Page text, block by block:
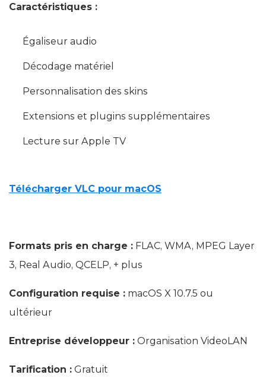
Caractéristiques :
Égaliseur audio
Décodage matériel
Personnalisation des skins
Extensions et plugins supplémentaires
Lecture sur Apple TV
Télécharger VLC pour macOS
Formats pris en charge : FLAC, WMA, MPEG Layer
3, Real Audio, QCELP, + plus
Configuration requise : macOS X 10.7.5 ou
ultérieur
Entreprise développeur : Organisation VideoLAN
Tarification : Gratuit